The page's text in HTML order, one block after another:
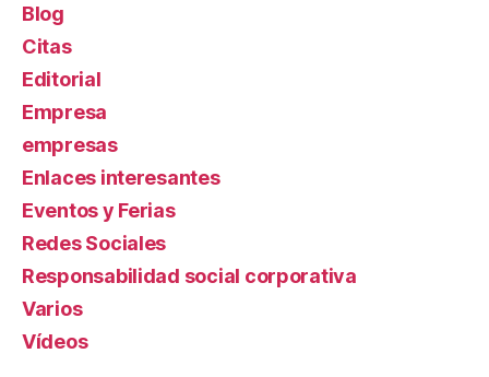
Blog
Citas
Editorial
Empresa
empresas
Enlaces interesantes
Eventos y Ferias
Redes Sociales
Responsabilidad social corporativa
Varios
Ví­deos